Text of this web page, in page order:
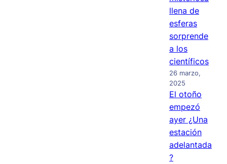
llena de
esferas
sorprende
a los
científicos
26 marzo,
2025
El otoño
empezó
ayer ¿Una
estación
adelantada
?